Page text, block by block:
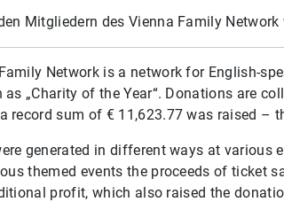
Mitgliedern des Vienna Family
Network is a network for English-
„Charity of the Year“. Donations are
record sum of € 11,623.77 was raised –
generated in different ways at various
themed events the proceeds of ticket
profit, which also raised the